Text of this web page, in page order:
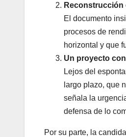
Reconstrucción
El documento
procesos de
horizontal y que
Un proyecto
Lejos del
largo plazo, que
señala la
defensa de lo
Por su parte, la